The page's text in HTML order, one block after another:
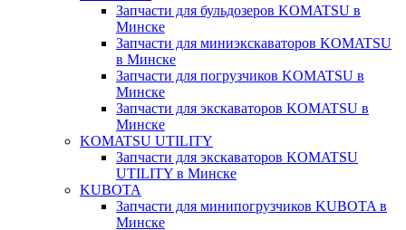
Запчасти для бульдозеров KOMATSU в
Минске
Запчасти для миниэкскаваторов KOMATSU
в Минске
Запчасти для погрузчиков KOMATSU в
Минске
Запчасти для экскаваторов KOMATSU в
Минске
KOMATSU UTILITY
Запчасти для экскаваторов KOMATSU
UTILITY в Минске
KUBOTA
Запчасти для минипогрузчиков KUBOTA в
Минске